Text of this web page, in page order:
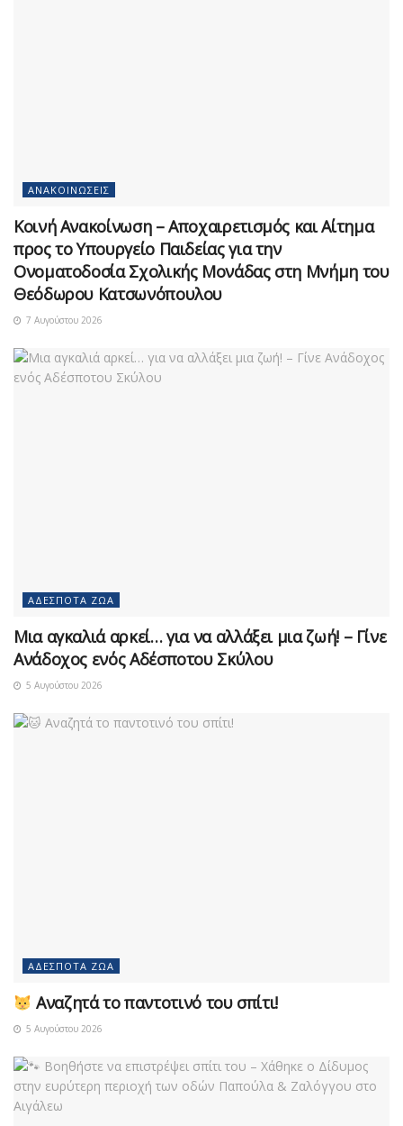
ΑΝΑΚΟΙΝΏΣΕΙΣ
Κοινή Ανακοίνωση – Αποχαιρετισμός και Αίτημα
προς το Υπουργείο Παιδείας για την
Ονοματοδοσία Σχολικής Μονάδας στη Μνήμη του
Θεόδωρου Κατσωνόπουλου
7 Αυγούστου 2026
ΑΔΈΣΠΟΤΑ ΖΏΑ
Μια αγκαλιά αρκεί… για να αλλάξει μια ζωή! – Γίνε
Ανάδοχος ενός Αδέσποτου Σκύλου
5 Αυγούστου 2026
ΑΔΈΣΠΟΤΑ ΖΏΑ
Αναζητά το παντοτινό του σπίτι!
5 Αυγούστου 2026